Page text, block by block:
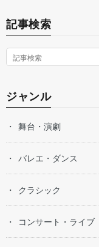
記事検索
ジャンル
舞台・演劇
バレエ・ダンス
クラシック
コンサート・ライブ